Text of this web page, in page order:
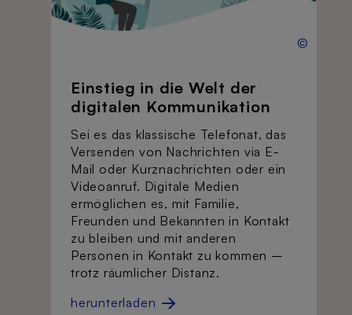
©
Einstieg in die Welt der
digitalen Kommunikation
Sei es das klassische Telefonat, das
Versenden von Nachrichten via E-
Mail oder Kurznachrichten oder ein
Videoanruf. Digitale Medien
ermöglichen es, mit Familie,
Freunden und Bekannten in Kontakt
zu bleiben und mit anderen
Personen in Kontakt zu kommen –
trotz räumlicher Distanz.
herunterladen